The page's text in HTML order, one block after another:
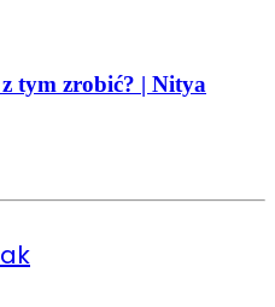
tym zrobić? | Nitya